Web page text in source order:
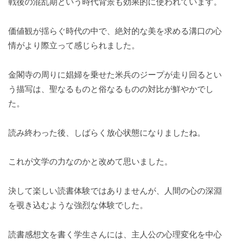
価値観が揺らぐ時代の中で、絶対的な美を求める溝口の心
情がより際立って感じられました。
金閣寺の周りに娼婦を乗せた米兵のジープが走り回るとい
う描写は、聖なるものと俗なるものの対比が鮮やかでし
た。
読み終わった後、しばらく放心状態になりましたね。
これが文学の力なのかと改めて思いました。
決して楽しい読書体験ではありませんが、人間の心の深淵
を覗き込むような強烈な体験でした。
読書感想文を書く学生さんには、主人公の心理変化を中心